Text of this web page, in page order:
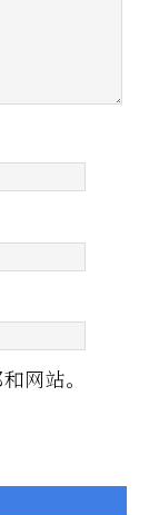
网站。